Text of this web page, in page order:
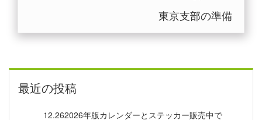
東京支部の準備
最近の投稿
12.262026年版カレンダーとステッカー販売中で